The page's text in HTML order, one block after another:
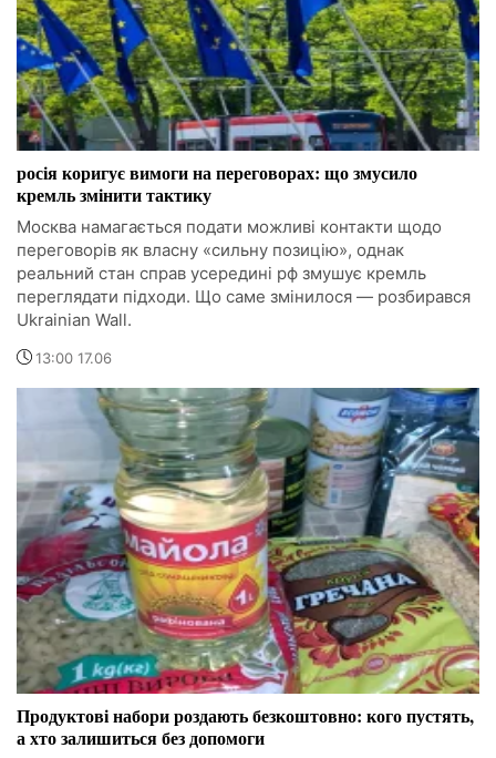
росія коригує вимоги на переговорах: що змусило
кремль змінити тактику
Москва намагається подати можливі контакти щодо
переговорів як власну «сильну позицію», однак
реальний стан справ усередині рф змушує кремль
переглядати підходи. Що саме змінилося — розбирався
Ukrainian Wall.
13:00 17.06
Продуктові набори роздають безкоштовно: кого пустять,
а хто залишиться без допомоги